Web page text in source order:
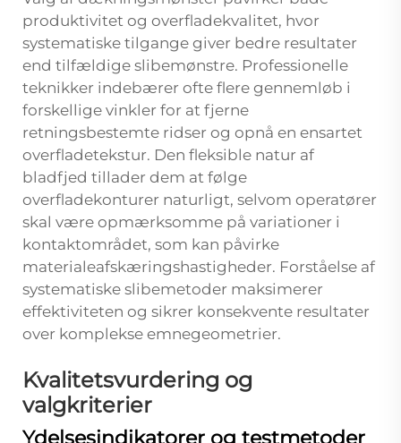
produktivitet og overfladekvalitet, hvor
systematiske tilgange giver bedre resultater
end tilfældige slibemønstre. Professionelle
teknikker indebærer ofte flere gennemløb i
forskellige vinkler for at fjerne
retningsbestemte ridser og opnå en ensartet
overfladetekstur. Den fleksible natur af
bladfjed tillader dem at følge
overfladekonturer naturligt, selvom operatører
skal være opmærksomme på variationer i
kontaktområdet, som kan påvirke
materialeafskæringshastigheder. Forståelse af
systematiske slibemetoder maksimerer
effektiviteten og sikrer konsekvente resultater
over komplekse emnegeometrier.
Kvalitetsvurdering og
valgkriterier
Ydelsesindikatorer og testmetoder